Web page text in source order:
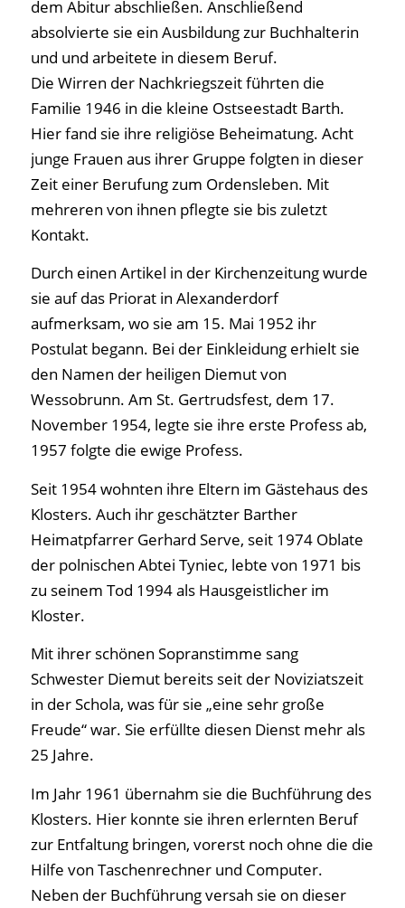
dem Abitur abschließen. Anschließend
absolvierte sie ein Ausbildung zur Buchhalterin
und und arbeitete in diesem Beruf.
Die Wirren der Nachkriegszeit führten die
Familie 1946 in die kleine Ostseestadt Barth.
Hier fand sie ihre religiöse Beheimatung. Acht
junge Frauen aus ihrer Gruppe folgten in dieser
Zeit einer Berufung zum Ordensleben. Mit
mehreren von ihnen pflegte sie bis zuletzt
Kontakt.
Durch einen Artikel in der Kirchenzeitung wurde
sie auf das Priorat in Alexanderdorf
aufmerksam, wo sie am 15. Mai 1952 ihr
Postulat begann. Bei der Einkleidung erhielt sie
den Namen der heiligen Diemut von
Wessobrunn. Am St. Gertrudsfest, dem 17.
November 1954, legte sie ihre erste Profess ab,
1957 folgte die ewige Profess.
Seit 1954 wohnten ihre Eltern im Gästehaus des
Klosters. Auch ihr geschätzter Barther
Heimatpfarrer Gerhard Serve, seit 1974 Oblate
der polnischen Abtei Tyniec, lebte von 1971 bis
zu seinem Tod 1994 als Hausgeistlicher im
Kloster.
Mit ihrer schönen Sopranstimme sang
Schwester Diemut bereits seit der Noviziatszeit
in der Schola, was für sie „eine sehr große
Freude“ war. Sie erfüllte diesen Dienst mehr als
25 Jahre.
Im Jahr 1961 übernahm sie die Buchführung des
Klosters. Hier konnte sie ihren erlernten Beruf
zur Entfaltung bringen, vorerst noch ohne die die
Hilfe von Taschenrechner und Computer.
Neben der Buchführung versah sie on dieser